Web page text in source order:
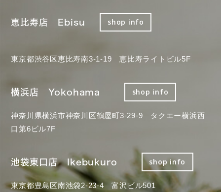
恵比寿店 Ebisu shop info
東京都渋谷区恵比寿南3-1-19 恵比寿ライトビル5F
横浜店 Yokohama shop info
神奈川県横浜市神奈川区鶴屋町3-29-9 タクエー横浜西
口第6ビル7F
池袋東口店 Ikebukuro shop info
東京都豊島区南池袋2-23-4 富沢ビル501